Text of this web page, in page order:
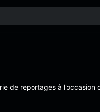
de reportages à